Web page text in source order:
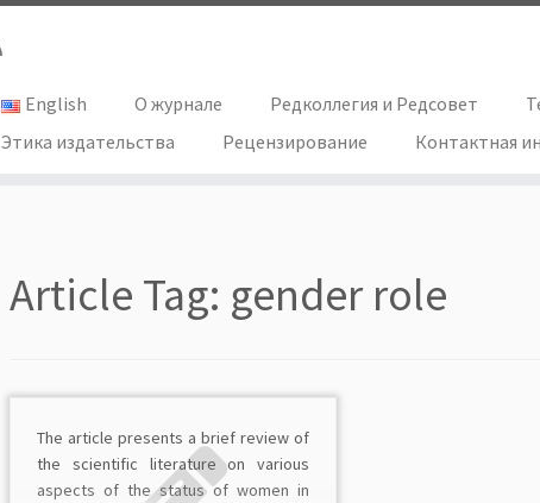
English О журнале Редколлегия и Редсовет
Этика издательства
Рецензирование Контактная
Article Tag: gender role
The article presents a brief review of
the scientific literature on various
aspects of the status of women in